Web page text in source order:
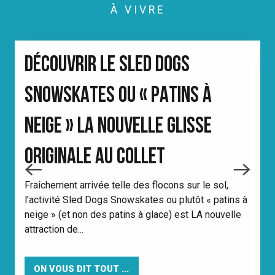
À VIVRE
DÉCOUVRIR LE SLED DOGS
SNOWSKATES OU « PATINS À
NEIGE » LA NOUVELLE GLISSE
ORIGINALE AU COLLET
Fraîchement arrivée telle des flocons sur le sol,
l’activité Sled Dogs Snowskates ou plutôt « patins à
neige » (et non des patins à glace) est LA nouvelle
attraction de...
ON VOUS DIT TOUT ...